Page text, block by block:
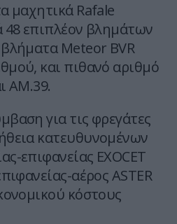
μαχητικά Rafale
48 επιπλέον βλημάτων
Meteor BVR
και πιθανό αριθμό
ΑΜ.39.
για τις φρεγάτες
κατευθυνομένων
επιφανείας EXOCET
αέρος ASTER
κόστους